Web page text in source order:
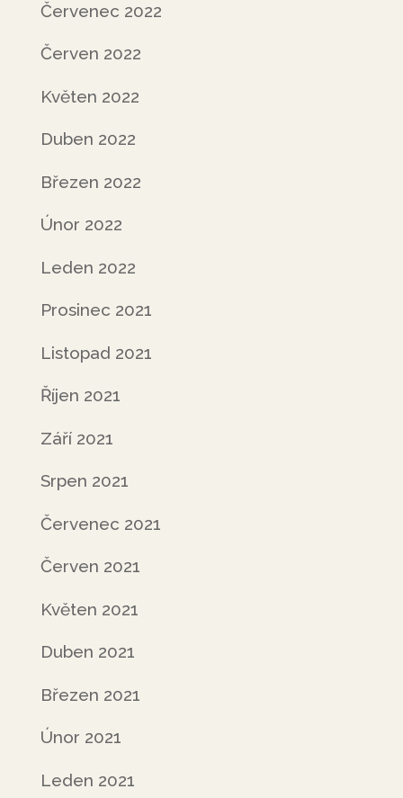
Červenec 2022
Červen 2022
Květen 2022
Duben 2022
Březen 2022
Únor 2022
Leden 2022
Prosinec 2021
Listopad 2021
Říjen 2021
Září 2021
Srpen 2021
Červenec 2021
Červen 2021
Květen 2021
Duben 2021
Březen 2021
Únor 2021
Leden 2021